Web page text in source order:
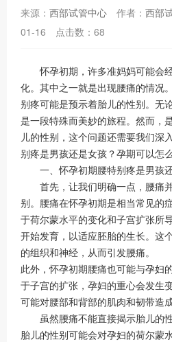
来源： 西部试管中心 作者： 西部
01-16
点击数： 68
怀孕初期，许多准妈妈可能会
化。其中之一就是出现腰痛的情况
别疼可能是预示着胎儿的性别。无
是一段特殊而美妙的旅程。然而，
儿的性别，这个问题还需要我们深
别疼是男孩还是女孩？孕期可以怎
一、怀孕初期腰特别疼是男孩
首先，让我们明确一点，腰痛
别。腰痛在怀孕初期是相当常见的
于荷尔蒙水平的变化和子宫扩张所
开始发育，以适应胚胎的生长。这
的组织和神经，从而引发腰痛。
此外，怀孕初期腰痛也可能与孕妇
于子宫的扩张，孕妇的重心会发生
可能对腰部和背部的肌肉和韧带造
虽然腰痛不能直接揭示胎儿的性
胎儿的性别可能会对孕妇的荷尔蒙